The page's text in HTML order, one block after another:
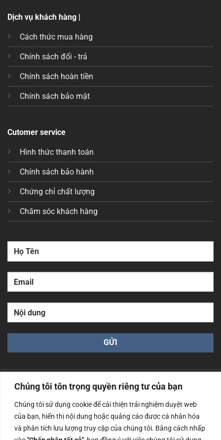
Chúng tôi tôn trọng quyền riêng tư của bạn
Chúng tôi sử dụng cookie để cải thiện trải nghiệm duyệt web
của bạn, hiển thị nội dung hoặc quảng cáo được cá nhân hóa
và phân tích lưu lượng truy cập của chúng tôi. Bằng cách nhấp
Dịch vụ khách hàng |
Cách thức mua hàng
Chính sách đổi - trả
Chính sách hoàn tiền
Chính sách bảo mật
Cutomer service
Hình thức thanh toán
Chính sách bảo hành
Chứng chỉ chất lượng
Chăm sóc khách hàng
Công ty TNHH Nam Bình Xương - Số ĐKKD: 0108783483
cấp ngày 14/06/2019 bởi Sở Kế Hoạch và Đầu Tư Tp. Hà
Nội